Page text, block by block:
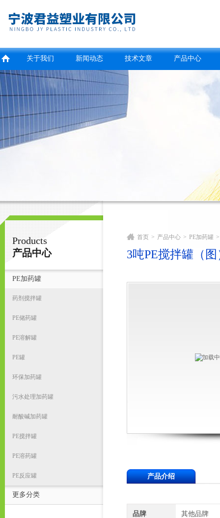
宁波君益塑业有限公司
关于我们 新闻动态 技术文章 产品中心
Products
产品中心
PE加药罐
药剂搅拌罐
PE储药罐
PE溶解罐
PE罐
环保加药罐
污水处理加药罐
耐酸碱加药罐
PE搅拌罐
PE溶药罐
PE反应罐
更多分类
首页 > 产品中心 > PE加药罐 >
3吨PE搅拌罐（图
产品介绍
品牌 其他品牌